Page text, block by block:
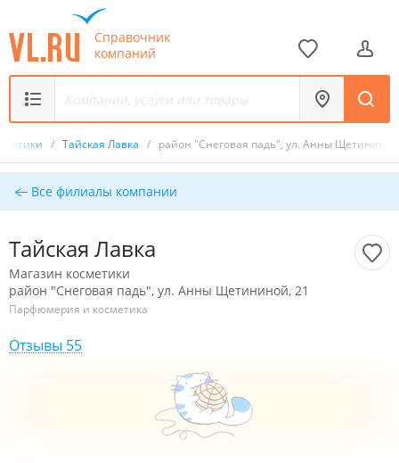
Справочник
компаний
/ Тайская Лавка / район "Снеговая падь", ул. Анны
Все филиалы компании
Тайская Лавка
Магазин косметики
район "Снеговая падь", ул. Анны Щетининой, 21
Парфюмерия и косметика
Отзывы 55